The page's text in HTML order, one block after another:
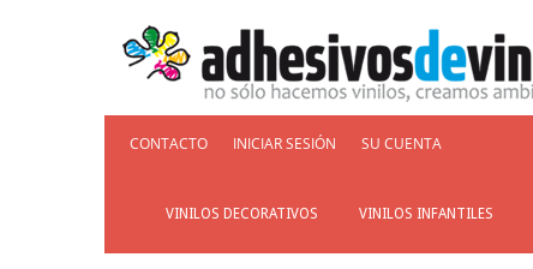
CONTACTO INICIAR SESIÓN SU CUENTA
VINILOS DECORATIVOS VINILOS INFANTILES